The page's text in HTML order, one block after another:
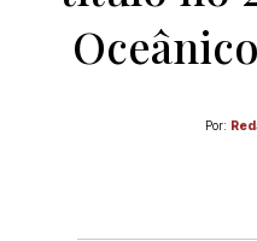
Por: